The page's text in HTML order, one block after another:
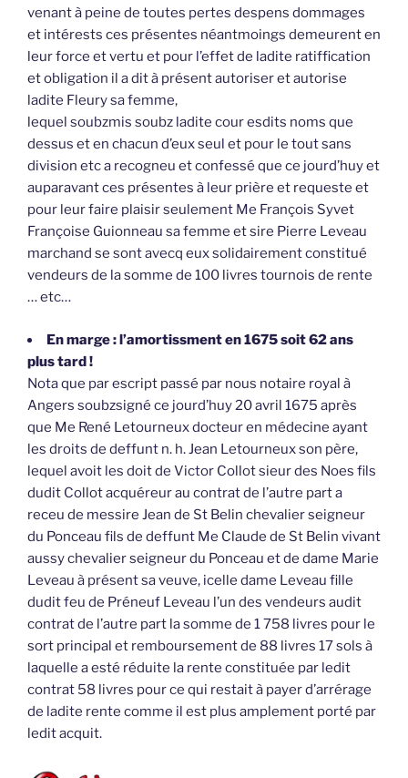
venant à peine de toutes pertes despens dommages
et intérests ces présentes néantmoings demeurent en
leur force et vertu et pour l’effet de ladite ratiffication
et obligation il a dit à présent autoriser et autorise
ladite Fleury sa femme,
lequel soubzmis soubz ladite cour esdits noms que
dessus et en chacun d’eux seul et pour le tout sans
division etc a recogneu et confessé que ce jourd’huy et
auparavant ces présentes à leur prière et requeste et
pour leur faire plaisir seulement Me François Syvet
Françoise Guionneau sa femme et sire Pierre Leveau
marchand se sont avecq eux solidairement constitué
vendeurs de la somme de 100 livres tournois de rente
… etc…
En marge : l’amortissment en 1675 soit 62 ans
plus tard !
Nota que par escript passé par nous notaire royal à
Angers soubzsigné ce jourd’huy 20 avril 1675 après
que Me René Letourneux docteur en médecine ayant
les droits de deffunt n. h. Jean Letourneux son père,
lequel avoit les doit de Victor Collot sieur des Noes fils
dudit Collot acquéreur au contrat de l’autre part a
receu de messire Jean de St Belin chevalier seigneur
du Ponceau fils de deffunt Me Claude de St Belin vivant
aussy chevalier seigneur du Ponceau et de dame Marie
Leveau à présent sa veuve, icelle dame Leveau fille
dudit feu de Préneuf Leveau l’un des vendeurs audit
contrat de l’autre part la somme de 1 758 livres pour le
sort principal et remboursement de 88 livres 17 sols à
laquelle a esté réduite la rente constituée par ledit
contrat 58 livres pour ce qui restait à payer d’arrérage
de ladite rente comme il est plus amplement porté par
ledit acquit.